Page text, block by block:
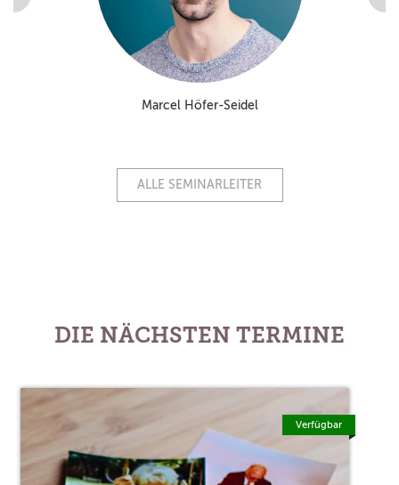
Marcel Höfer-Seidel
ALLE SEMINARLEITER
DIE NÄCHSTEN TERMINE
Verfügbar